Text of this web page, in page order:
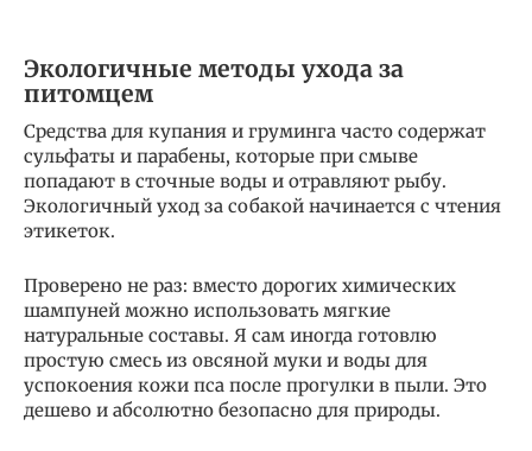
Экологичные методы ухода за
питомцем
Средства для купания и груминга часто содержат
сульфаты и парабены, которые при смыве
попадают в сточные воды и отравляют рыбу.
Экологичный уход за собакой начинается с чтения
этикеток.
Проверено не раз: вместо дорогих химических
шампуней можно использовать мягкие
натуральные составы. Я сам иногда готовлю
простую смесь из овсяной муки и воды для
успокоения кожи пса после прогулки в пыли. Это
дешево и абсолютно безопасно для природы.